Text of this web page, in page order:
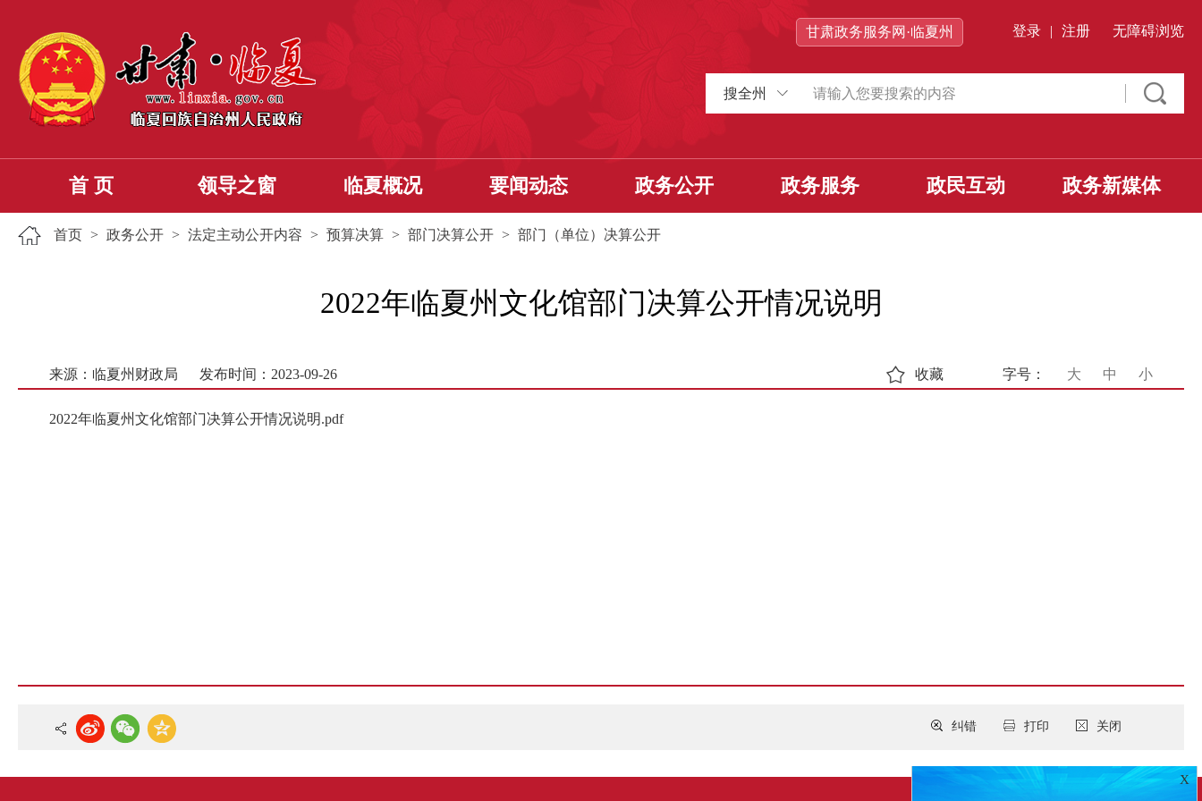
甘肃政务服务网·临夏州 登录 | 注册 无障碍浏览
搜全州
首 页 领导之窗 临夏概况 要闻动态 政务公开 政务服务 政民互动 政务新媒体
首页 > 政务公开 > 法定主动公开内容 > 预算决算 > 部门决算公开 > 部门（单位）决算公开
2022年临夏州文化馆部门决算公开情况说明
来源：临夏州财政局 发布时间：2023-09-26 字号： 大 中 小
收藏
2022年临夏州文化馆部门决算公开情况说明.pdf
关闭
打印
纠错
X